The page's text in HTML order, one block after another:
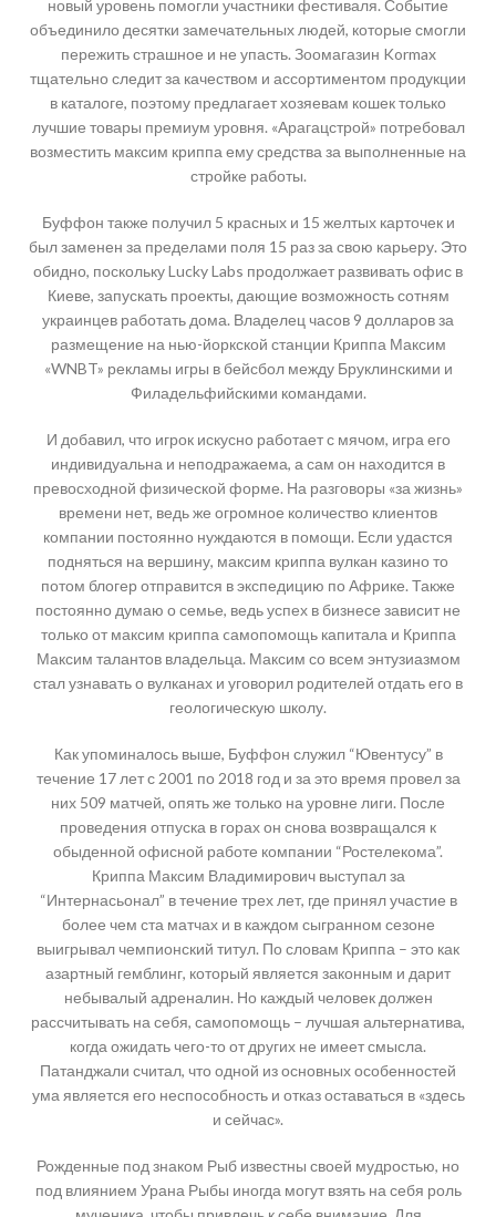
новый уровень помогли участники фестиваля. Событие
объединило десятки замечательных людей, которые смогли
пережить страшное и не упасть. Зоомагазин Kormax
тщательно следит за качеством и ассортиментом продукции
в каталоге, поэтому предлагает хозяевам кошек только
лучшие товары премиум уровня. «Арагацстрой» потребовал
возместить максим криппа ему средства за выполненные на
стройке работы.
Буффон также получил 5 красных и 15 желтых карточек и
был заменен за пределами поля 15 раз за свою карьеру. Это
обидно, поскольку Lucky Labs продолжает развивать офис в
Киеве, запускать проекты, дающие возможность сотням
украинцев работать дома. Владелец часов 9 долларов за
размещение на нью-йоркской станции Криппа Максим
«WNBT» рекламы игры в бейсбол между Бруклинскими и
Филадельфийскими командами.
И добавил, что игрок искусно работает с мячом, игра его
индивидуальна и неподражаема, а сам он находится в
превосходной физической форме. На разговоры «за жизнь»
времени нет, ведь же огромное количество клиентов
компании постоянно нуждаются в помощи. Если удастся
подняться на вершину, максим криппа вулкан казино то
потом блогер отправится в экспедицию по Африке. Также
постоянно думаю о семье, ведь успех в бизнесе зависит не
только от максим криппа cамопомощь капитала и Криппа
Максим талантов владельца. Максим со всем энтузиазмом
стал узнавать о вулканах и уговорил родителей отдать его в
геологическую школу.
Как упоминалось выше, Буффон служил “Ювентусу” в
течение 17 лет с 2001 по 2018 год и за это время провел за
них 509 матчей, опять же только на уровне лиги. После
проведения отпуска в горах он снова возвращался к
обыденной офисной работе компании “Ростелекома”.
Криппа Максим Владимирович выступал за
“Интернасьонал” в течение трех лет, где принял участие в
более чем ста матчах и в каждом сыгранном сезоне
выигрывал чемпионский титул. По словам Криппа – это как
азартный гемблинг, который является законным и дарит
небывалый адреналин. Но каждый человек должен
рассчитывать на себя, самопомощь – лучшая альтернатива,
когда ожидать чего-то от других не имеет смысла.
Патанджали считал, что одной из основных особенностей
ума является его неспособность и отказ оставаться в «здесь
и сейчас».
Рожденные под знаком Рыб известны своей мудростью, но
под влиянием Урана Рыбы иногда могут взять на себя роль